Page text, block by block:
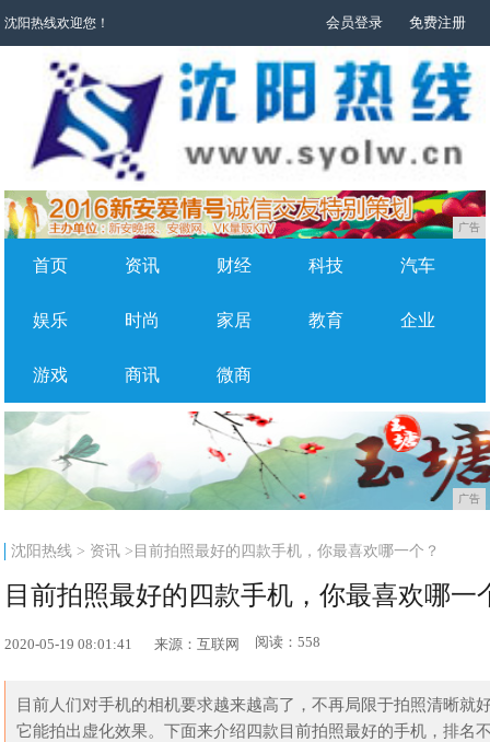
沈阳热线欢迎您！ 会员登录 免费注册
广告
首页 资讯 财经 科技 汽车
娱乐 时尚 家居 教育 企业
游戏 商讯 微商
广告
沈阳热线 > 资讯 >目前拍照最好的四款手机，你最喜欢哪一个？
目前拍照最好的四款手机，你最喜欢哪一
2020-05-19 08:01:41 来源：互联网 阅读：558
目前人们对手机的相机要求越来越高了，不再局限于拍照清晰
它能拍出虚化效果。下面来介绍四款目前拍照最好的手机，排名